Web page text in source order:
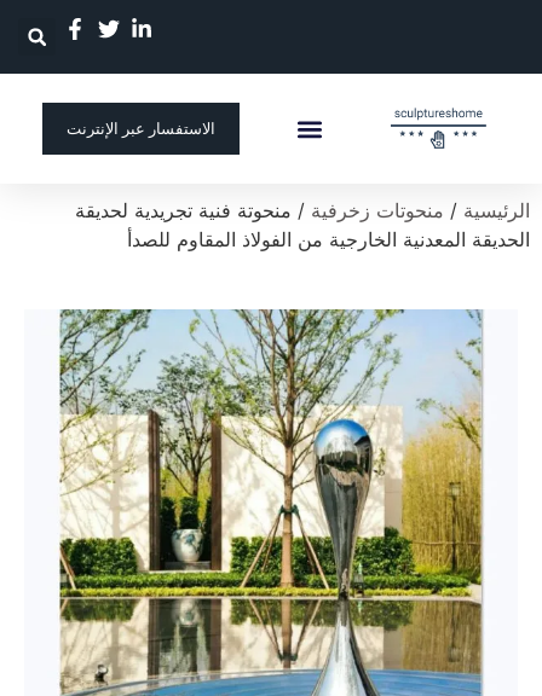
الاستفسار عبر الإنترنت
الرئيسية / منحوتات زخرفية / منحوتة فنية تجريدية لحديقة
الحديقة المعدنية الخارجية من الفولاذ المقاوم للصدأ